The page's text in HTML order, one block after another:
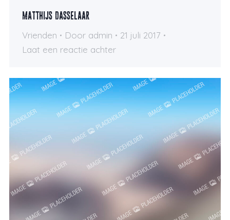
Matthijs Dasselaar
Vrienden Door admin
21 juli 2017
Laat een reactie achter